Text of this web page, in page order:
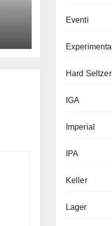
Eventi
Experimental
Hard Seltzer
IGA
Imperial
IPA
Keller
Lager